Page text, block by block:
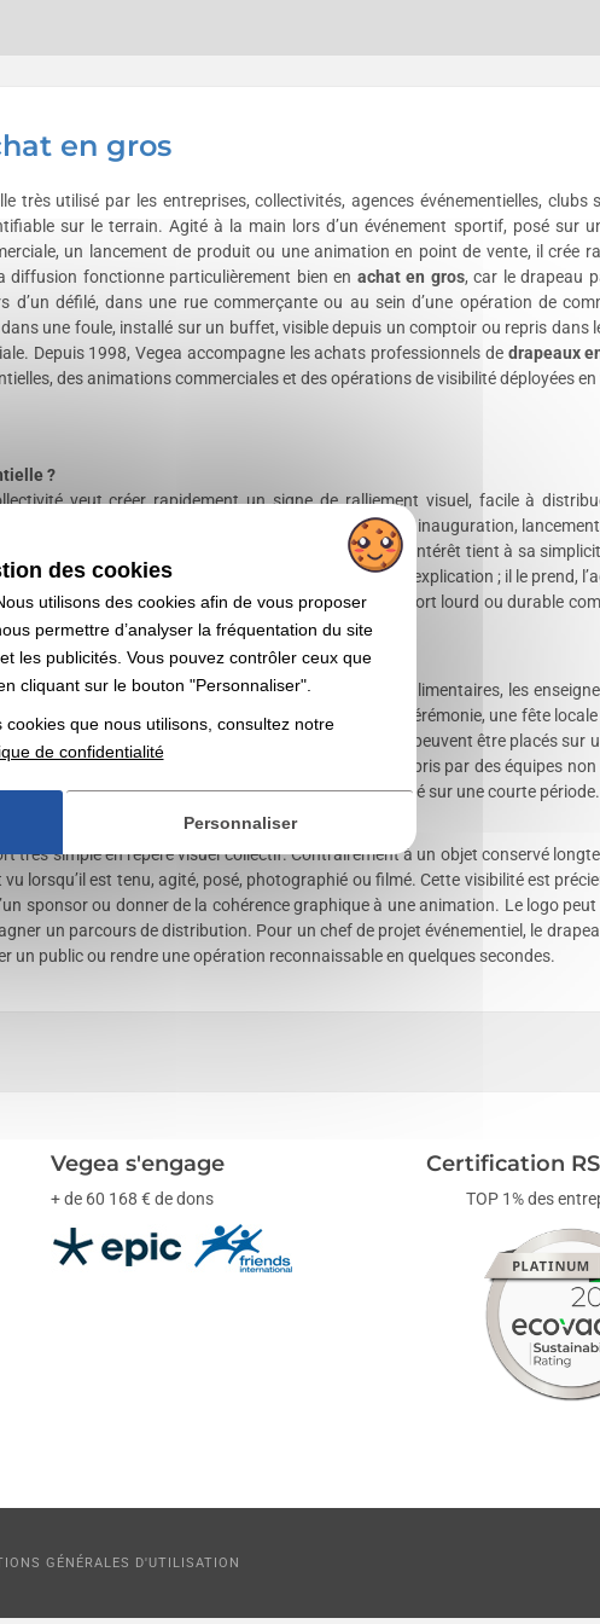
en gros
très utilisé par les entreprises, collectivités, agences événementielles, clubs
sur le terrain. Agité à la main lors d’un événement sportif, posé sur
un lancement de produit ou une animation en point de vente, il crée
diffusion fonctionne particulièrement bien en achat en gros, car le drapeau
défilé, dans une rue commerçante ou au sein d’une opération de
une foule, installé sur un buffet, visible depuis un comptoir ou repris dans
Depuis 1998, Vegea accompagne les achats professionnels de drapeaux
des animations commerciales et des opérations de visibilité déployées en
?
veut créer rapidement un signe de ralliement visuel, facile à
à produire un effet de groupe : match, fête municipale, inauguration,
événementielle ou un service communication, son intérêt tient à sa
un kit participant. Le destinataire n’a pas besoin d’explication ; il le prend,
visuellement une opération sans mobiliser un support lourd ou durable
les organisateurs de festivals, les marques alimentaires, les
une collectivité, ils peuvent accompagner une cérémonie, une fête
Dans la restauration ou l’événementiel, ils peuvent être placés sur
format léger facilite la distribution en volume, y compris par des équipes non
ponctuelles qui nécessitent une forte visibilité sur une courte période.
très simple en repère visuel collectif. Contrairement à un objet conservé
lorsqu’il est tenu, agité, posé, photographié ou filmé. Cette visibilité est
sponsor ou donner de la cohérence graphique à une animation. Le logo
un parcours de distribution. Pour un chef de projet événementiel, le
un public ou rendre une opération reconnaissable en quelques secondes.
Vegea s'engage
+ de 60 168 € de dons
Certification
TOP 1% des
GÉNÉRALES D'UTILISATION
des cookies
utilisons des cookies afin de vous proposer
permettre d’analyser la fréquentation du site
les publicités. Vous pouvez contrôler ceux que
cliquant sur le bouton "Personnaliser".
que nous utilisons, consultez notre
de confidentialité
Personnaliser